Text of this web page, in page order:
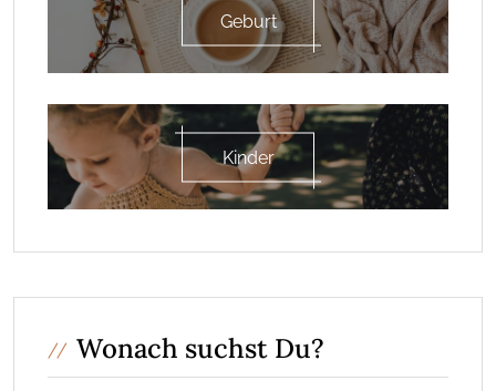
Geburt
Kinder
Wonach suchst Du?